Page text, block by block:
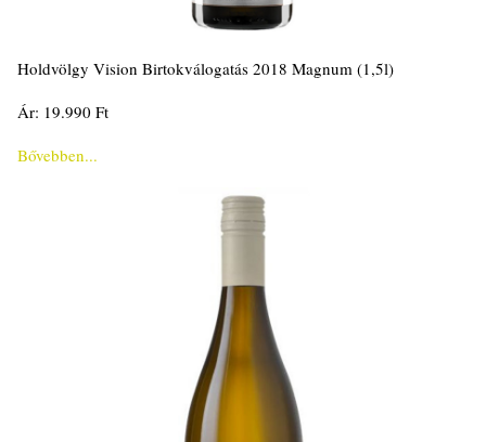
Holdvölgy Vision Birtokválogatás 2018 Magnum (1,5l)
Ár: 19.990 Ft
Bővebben...